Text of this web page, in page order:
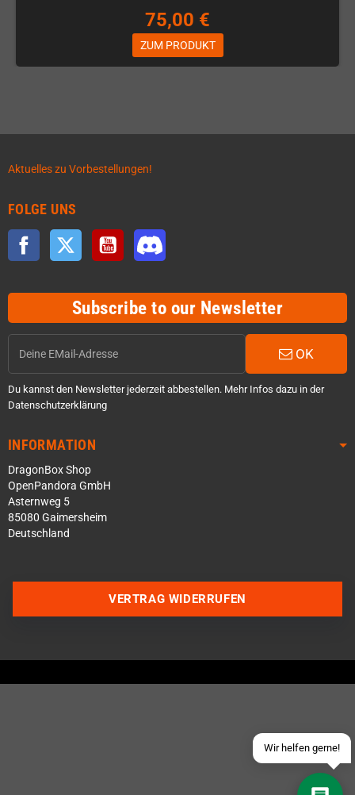
75,00 €
ZUM PRODUKT
Aktuelles zu Vorbestellungen!
FOLGE UNS
Facebook Twitter YouTube
Subscribe to our Newsletter
OK
Du kannst den Newsletter jederzeit abbestellen. Mehr Infos dazu in der
Datenschutzerklärung
INFORMATION
DragonBox Shop
OpenPandora GmbH
Asternweg 5
85080 Gaimersheim
Deutschland
Wir helfen gerne!
Über WhatsApp schreiben
Schick uns eine eMail
VERTRAG WIDERRUFEN